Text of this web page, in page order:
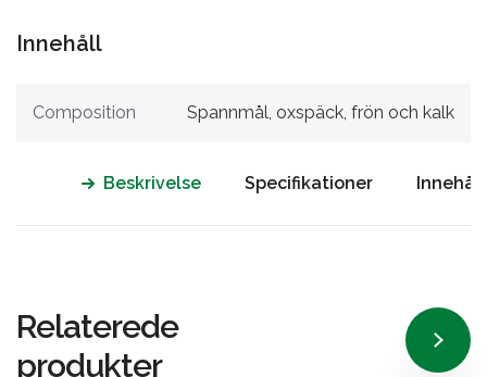
Innehåll
Composition Spannmål, oxspäck, frön och kalk
Beskrivelse Specifikationer Innehåll
Relaterede
produkter